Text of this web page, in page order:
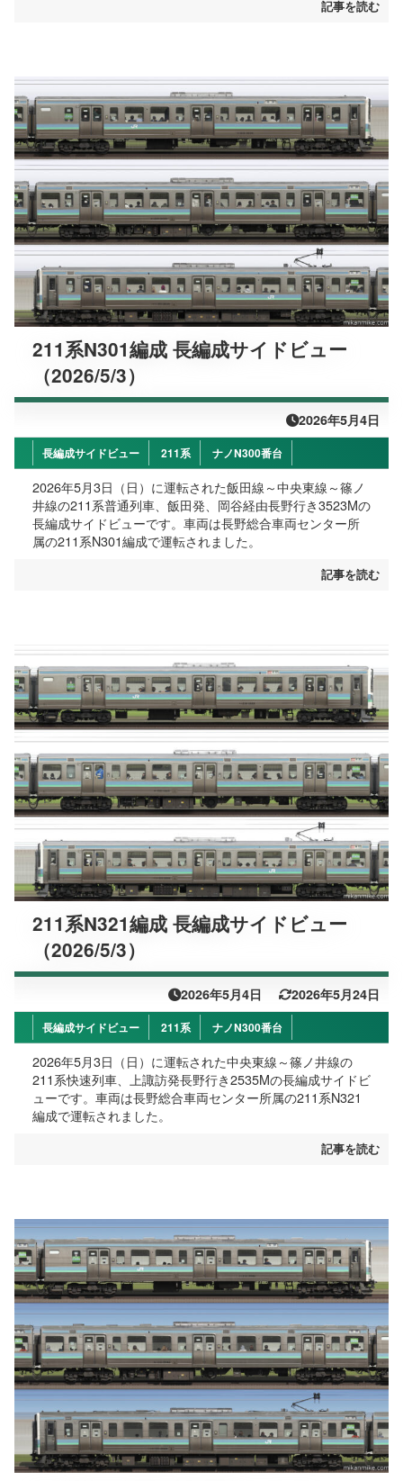
記事を読む
211系N301編成 長編成サイドビュー
（2026/5/3）
2026年5月4日
長編成サイドビュー 211系 ナノN300番台
2026年5月3日（日）に運転された飯田線～中央東線～篠ノ
井線の211系普通列車、飯田発、岡谷経由長野行き3523Mの
長編成サイドビューです。車両は長野総合車両センター所
属の211系N301編成で運転されました。
記事を読む
211系N321編成 長編成サイドビュー
（2026/5/3）
2026年5月4日 2026年5月24日
長編成サイドビュー 211系 ナノN300番台
2026年5月3日（日）に運転された中央東線～篠ノ井線の
211系快速列車、上諏訪発長野行き2535Mの長編成サイドビ
ューです。車両は長野総合車両センター所属の211系N321
編成で運転されました。
記事を読む